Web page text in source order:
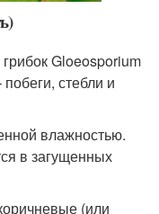
Gloeosporium
стебли и
влажностью.
в загущенных
(или